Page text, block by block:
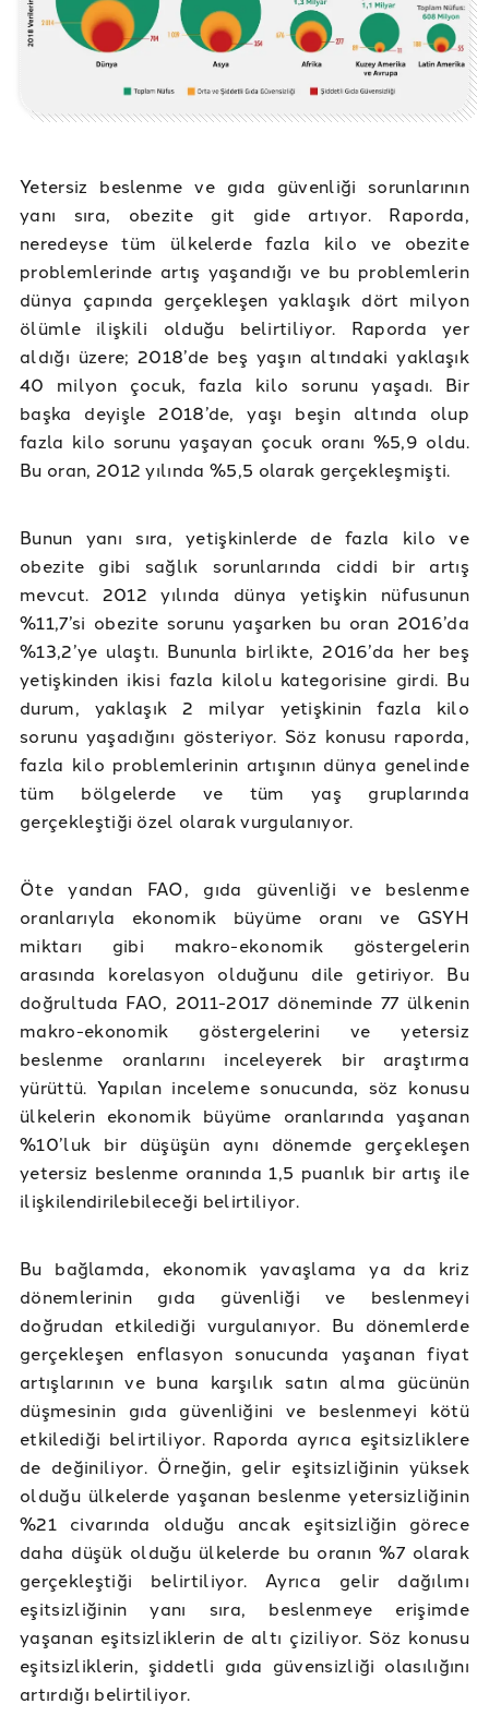
Yetersiz beslenme ve gıda güvenliği sorunlarının
yanı sıra, obezite git gide artıyor. Raporda,
neredeyse tüm ülkelerde fazla kilo ve obezite
problemlerinde artış yaşandığı ve bu problemlerin
dünya çapında gerçekleşen yaklaşık dört milyon
ölümle ilişkili olduğu belirtiliyor. Raporda yer
aldığı üzere; 2018’de beş yaşın altındaki yaklaşık
40 milyon çocuk, fazla kilo sorunu yaşadı. Bir
başka deyişle 2018’de, yaşı beşin altında olup
fazla kilo sorunu yaşayan çocuk oranı %5,9 oldu.
Bu oran, 2012 yılında %5,5 olarak gerçekleşmişti.
Bunun yanı sıra, yetişkinlerde de fazla kilo ve
obezite gibi sağlık sorunlarında ciddi bir artış
mevcut. 2012 yılında dünya yetişkin nüfusunun
%11,7’si obezite sorunu yaşarken bu oran 2016’da
%13,2’ye ulaştı. Bununla birlikte, 2016’da her beş
yetişkinden ikisi fazla kilolu kategorisine girdi. Bu
durum, yaklaşık 2 milyar yetişkinin fazla kilo
sorunu yaşadığını gösteriyor. Söz konusu raporda,
fazla kilo problemlerinin artışının dünya genelinde
tüm bölgelerde ve tüm yaş gruplarında
gerçekleştiği özel olarak vurgulanıyor.
Öte yandan FAO, gıda güvenliği ve beslenme
oranlarıyla ekonomik büyüme oranı ve GSYH
miktarı gibi makro-ekonomik göstergelerin
arasında korelasyon olduğunu dile getiriyor. Bu
doğrultuda FAO, 2011-2017 döneminde 77 ülkenin
makro-ekonomik göstergelerini ve yetersiz
beslenme oranlarını inceleyerek bir araştırma
yürüttü. Yapılan inceleme sonucunda, söz konusu
ülkelerin ekonomik büyüme oranlarında yaşanan
%10’luk bir düşüşün aynı dönemde gerçekleşen
yetersiz beslenme oranında 1,5 puanlık bir artış ile
ilişkilendirilebileceği belirtiliyor.
Bu bağlamda, ekonomik yavaşlama ya da kriz
dönemlerinin gıda güvenliği ve beslenmeyi
doğrudan etkilediği vurgulanıyor. Bu dönemlerde
gerçekleşen enflasyon sonucunda yaşanan fiyat
artışlarının ve buna karşılık satın alma gücünün
düşmesinin gıda güvenliğini ve beslenmeyi kötü
etkilediği belirtiliyor. Raporda ayrıca eşitsizliklere
de değiniliyor. Örneğin, gelir eşitsizliğinin yüksek
olduğu ülkelerde yaşanan beslenme yetersizliğinin
%21 civarında olduğu ancak eşitsizliğin görece
daha düşük olduğu ülkelerde bu oranın %7 olarak
gerçekleştiği belirtiliyor. Ayrıca gelir dağılımı
eşitsizliğinin yanı sıra, beslenmeye erişimde
yaşanan eşitsizliklerin de altı çiziliyor. Söz konusu
eşitsizliklerin, şiddetli gıda güvensizliği olasılığını
artırdığı belirtiliyor.